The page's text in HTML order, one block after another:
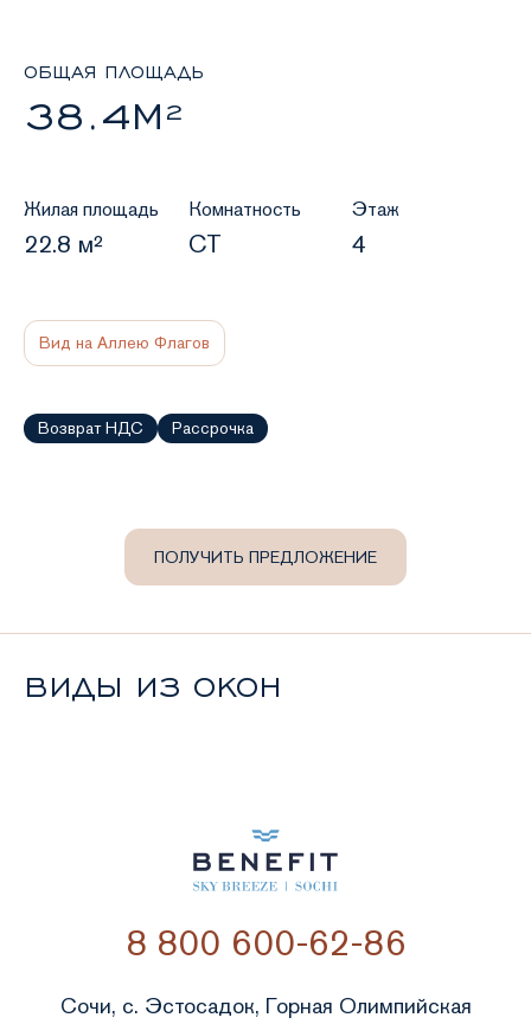
ОБЩАЯ ПЛОЩАДЬ
38.4М²
Жилая площадь
22.8 м²
Комнатность
СТ
Этаж
4
Вид на Аллею Флагов
Возврат НДС Рассрочка
ПОЛУЧИТЬ ПРЕДЛОЖЕНИЕ
ВИДЫ ИЗ ОКОН
8 800 600-62-86
Сочи, с. Эстосадок, Горная Олимпийская